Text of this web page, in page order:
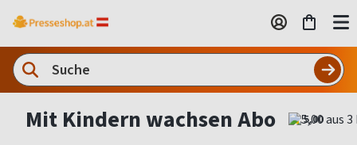
Mit Kindern wachsen Abo 5,00